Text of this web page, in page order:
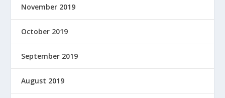
November 2019
October 2019
September 2019
August 2019